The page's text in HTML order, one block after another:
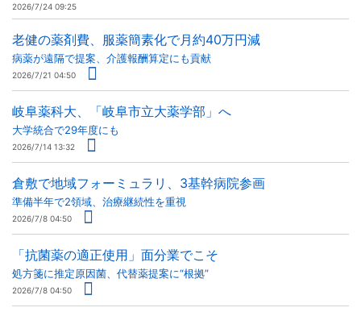
2026/7/24 09:25
老健の薬剤費、服薬簡素化で月約40万円減
病薬が遠隔で提案、介護報酬算定にも貢献
2026/7/21 04:50
岐阜薬科大、「岐阜市立大薬学部」へ
大学統合で29年度にも
2026/7/14 13:32
倉敷で地域フォーミュラリ、3基幹病院参画
準備半年で2領域、治療継続性を重視
2026/7/8 04:50
「抗菌薬の適正使用」面分業でこそ
処方箋に推定原因菌、代替薬提案に“根拠”
2026/7/8 04:50